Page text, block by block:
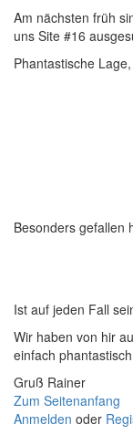
Am nächsten früh
uns Site #16
Phantastische
Besonders gefallen
Ist auf jeden Fall
Wir haben von hir
einfach
Gruß Rainer
Zum Seitenanfang
Anmelden oder